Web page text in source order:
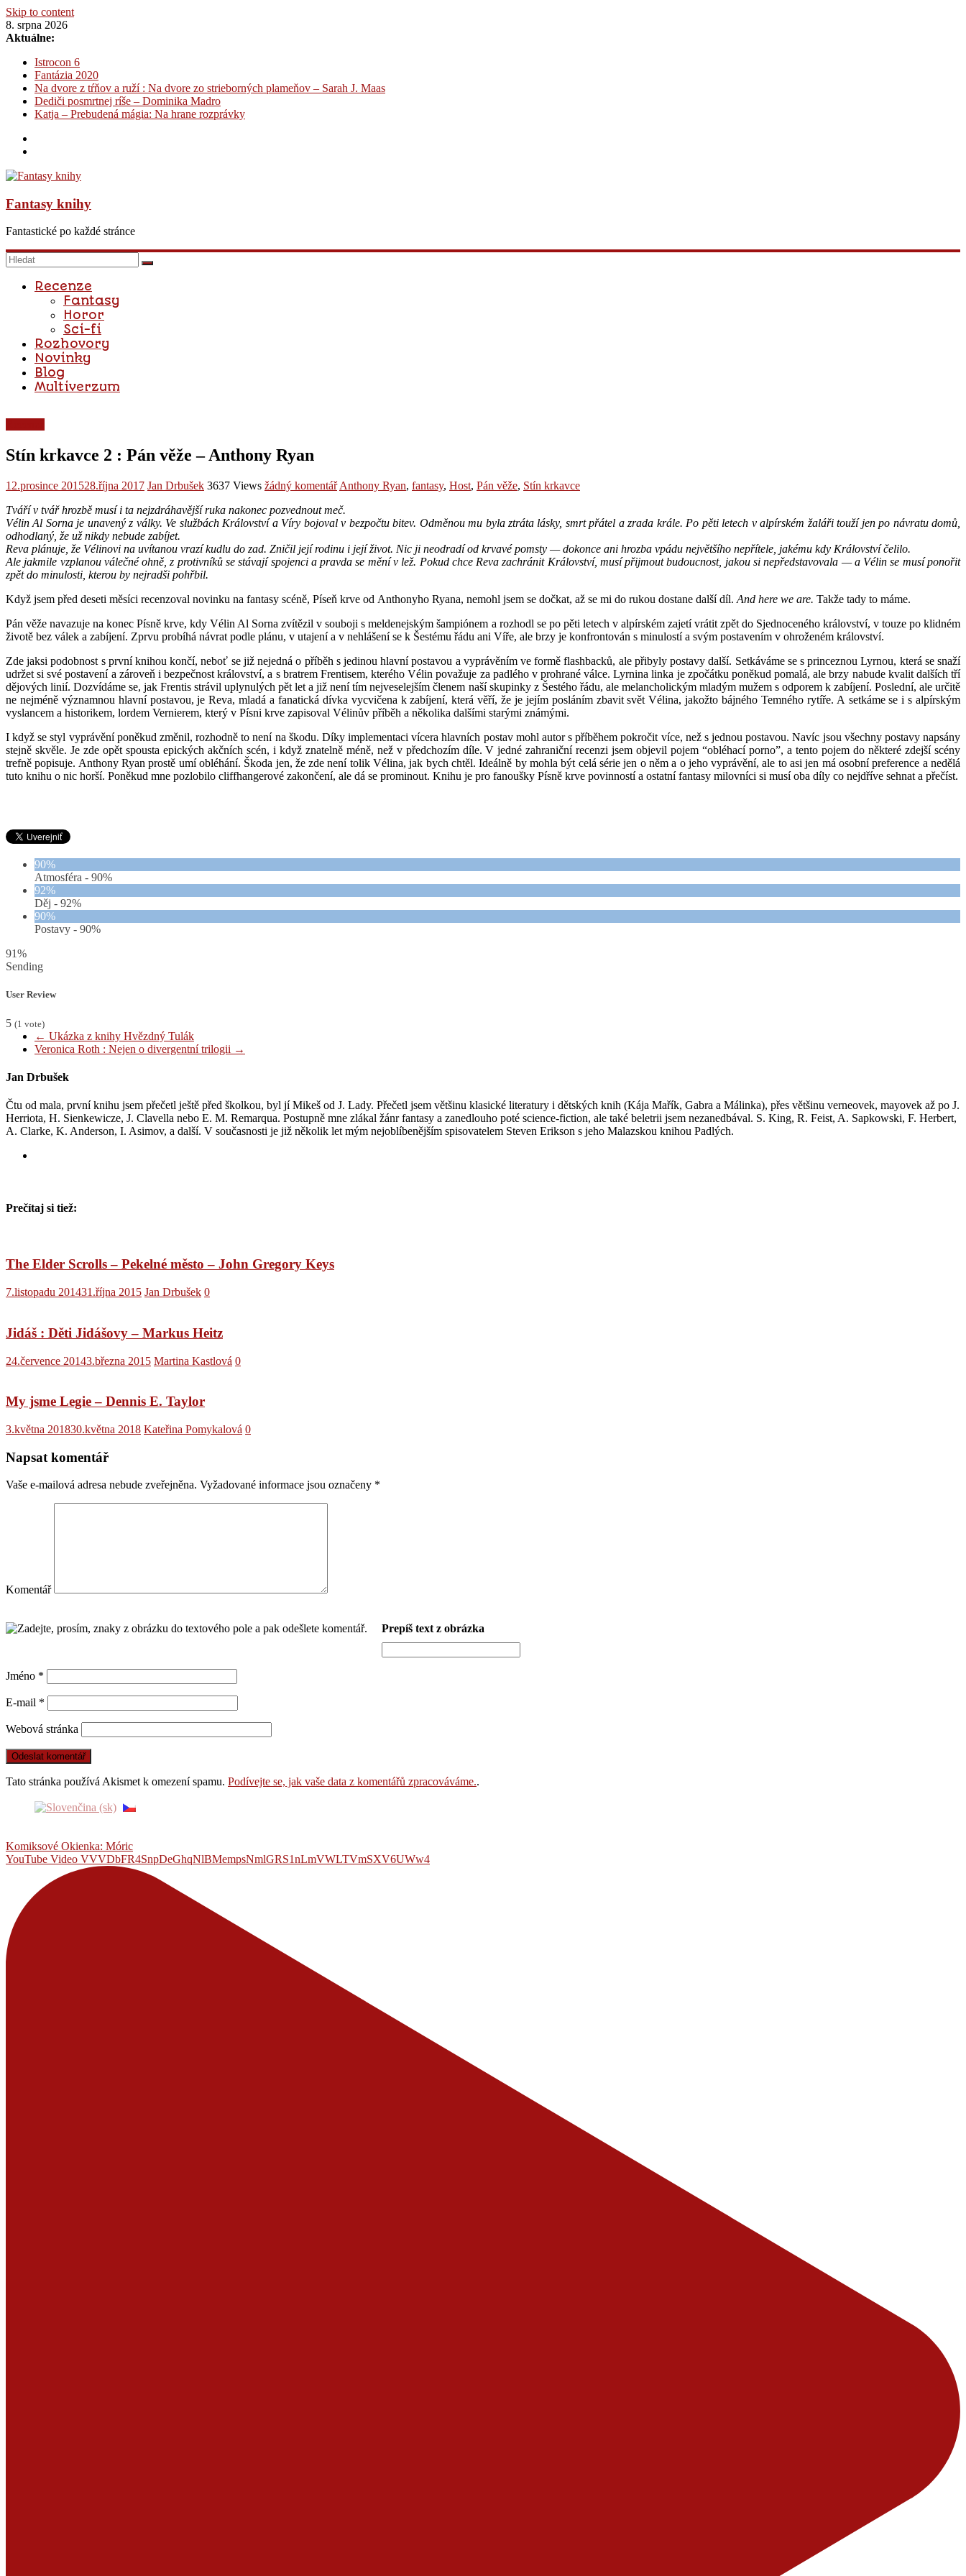
Skip to content
8. srpna 2026
Aktuálne:
Istrocon 6
Fantázia 2020
Na dvore z tŕňov a ruží : Na dvore zo strieborných plameňov – Sarah J. Maas
Dediči posmrtnej ríše – Dominika Madro
Katja – Prebudená mágia: Na hrane rozprávky
Fantasy knihy
Fantastické po každé stránce
Recenze
Fantasy
Horor
Sci-fi
Rozhovory
Novinky
Blog
Multiverzum
Stín krkavce 2 : Pán věže – Anthony Ryan
12.prosince 201528.října 2017 Jan Drbušek 3637 Views žádný komentář Anthony Ryan, fantasy, Host, Pán věže, Stín krkavce
Tváří v tvář hrozbě musí i ta nejzdráhavější ruka nakonec pozvednout meč.
Vélin Al Sorna je unavený z války. Ve službách Království a Víry bojoval v bezpočtu bitev. Odměnou mu byla ztráta lásky, smrt přátel a zrada krále. Po pěti letech v alpírském žaláři touží jen po návratu domů,
odhodlaný, že už nikdy nebude zabíjet.
Reva plánuje, že Vélinovi na uvítanou vrazí kudlu do zad. Zničil její rodinu i její život. Nic ji neodradí od krvavé pomsty — dokonce ani hrozba vpádu největšího nepřítele, jakému kdy Království čelilo.
Ale jakmile vzplanou válečné ohně, z protivníků se stávají spojenci a pravda se mění v lež. Pokud chce Reva zachránit Království, musí přijmout budoucnost, jakou si nepředstavovala — a Vélin se musí ponořit
zpět do minulosti, kterou by nejradši pohřbil.
Když jsem před deseti měsíci recenzoval novinku na fantasy scéně, Píseň krve od Anthonyho Ryana, nemohl jsem se dočkat, až se mi do rukou dostane další díl. And here we are. Takže tady to máme.
Pán věže navazuje na konec Písně krve, kdy Vélin Al Sorna zvítězil v souboji s meldenejským šampiónem a rozhodl se po pěti letech v alpírském zajetí vrátit zpět do Sjednoceného království, v touze po klidném
životě bez válek a zabíjení. Zprvu probíhá návrat podle plánu, v utajení a v nehlášení se k Šestému řádu ani Víře, ale brzy je konfrontován s minulostí a svým postavením v ohroženém království.
Zde jaksi podobnost s první knihou končí, neboť se již nejedná o příběh s jedinou hlavní postavou a vyprávěním ve formě flashbacků, ale přibyly postavy další. Setkáváme se s princeznou Lyrnou, která se snaží
udržet si své postavení a zároveň i bezpečnost království, a s bratrem Frentisem, kterého Vélin považuje za padlého v prohrané válce. Lyrnina linka je zpočátku poněkud pomalá, ale brzy nabude kvalit dalších tří
dějových linií. Dozvídáme se, jak Frentis strávil uplynulých pět let a již není tím nejveselejším členem naší skupinky z Šestého řádu, ale melancholickým mladým mužem s odporem k zabíjení. Poslední, ale určitě
ne nejméně významnou hlavní postavou, je Reva, mladá a fanatická dívka vycvičena k zabíjení, která věří, že je jejím posláním zbavit svět Vélina, jakožto bájného Temného rytíře. A setkáme se i s alpírským
vyslancem a historikem, lordem Vernierem, který v Písni krve zapisoval Vélinův příběh a několika dalšími starými známými.
I když se styl vyprávění poněkud změnil, rozhodně to není na škodu. Díky implementaci vícera hlavních postav mohl autor s příběhem pokročit více, než s jednou postavou. Navíc jsou všechny postavy napsány
stejně skvěle. Je zde opět spousta epických akčních scén, i když znatelně méně, než v předchozím díle. V jedné zahraniční recenzi jsem objevil pojem “obléhací porno”, a tento pojem do některé zdejší scény
trefně popisuje. Anthony Ryan prostě umí obléhání. Škoda jen, že zde není tolik Vélina, jak bych chtěl. Ideálně by mohla být celá série jen o něm a o jeho vyprávění, ale to asi jen má osobní preference a nedělá
tuto knihu o nic horší. Poněkud mne pozlobilo cliffhangerové zakončení, ale dá se prominout. Knihu je pro fanoušky Písně krve povinností a ostatní fantasy milovníci si musí oba díly co nejdříve sehnat a přečíst.
90%
Atmosféra - 90%
92%
Děj - 92%
90%
Postavy - 90%
91%
Sending
User Review
5 (1 vote)
← Ukázka z knihy Hvězdný Tulák
Veronica Roth : Nejen o divergentní trilogii →
Jan Drbušek
Čtu od mala, první knihu jsem přečetl ještě před školkou, byl jí Mikeš od J. Lady. Přečetl jsem většinu klasické literatury i dětských knih (Kája Mařík, Gabra a Málinka), přes většinu verneovek, mayovek až po J.
Herriota, H. Sienkewicze, J. Clavella nebo E. M. Remarqua. Postupně mne zlákal žánr fantasy a zanedlouho poté science-fiction, ale také beletrii jsem nezanedbával. S. King, R. Feist, A. Sapkowski, F. Herbert,
A. Clarke, K. Anderson, I. Asimov, a další. V současnosti je již několik let mým nejoblíbenějším spisovatelem Steven Erikson s jeho Malazskou knihou Padlých.
Prečítaj si tiež:
The Elder Scrolls – Pekelné město – John Gregory Keys
7.listopadu 201431.října 2015 Jan Drbušek 0
Jidáš : Děti Jidášovy – Markus Heitz
24.července 20143.března 2015 Martina Kastlová 0
My jsme Legie – Dennis E. Taylor
3.května 201830.května 2018 Kateřina Pomykalová 0
Napsat komentář
Vaše e-mailová adresa nebude zveřejněna. Vyžadované informace jsou označeny *
Komentář
Prepíš text z obrázka
Jméno *
E-mail *
Webová stránka
Tato stránka používá Akismet k omezení spamu. Podívejte se, jak vaše data z komentářů zpracováváme..
Komiksové Okienka: Móric
YouTube Video VVVDbFR4SnpDeGhqNlBMempsNmlGRS1nLmVWLTVmSXV6UWw4